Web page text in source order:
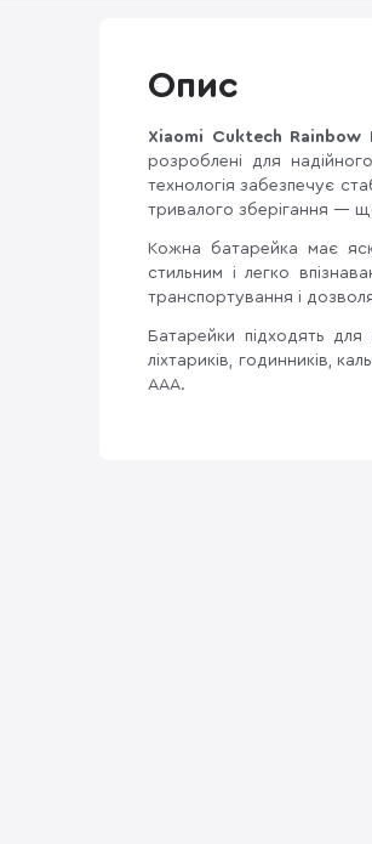
Опис
Xiaomi Cuktech Rainbow
розроблені для
технологія забезпечує
тривалого зберігання —
Кожна батарейка має
стильним і легко
транспортування і
Батарейки підходять
ліхтариків, годинників,
AAA.